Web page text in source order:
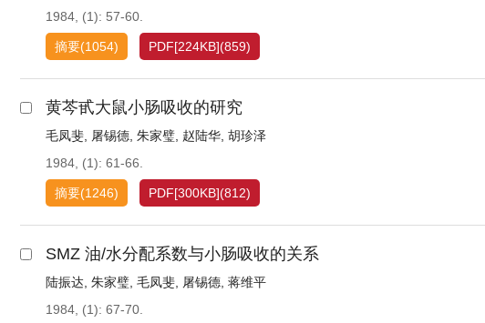
1984, (1): 57-60.
摘要(1054) PDF[224KB](859)
黄芩甙大鼠小肠吸收的研究
毛凤斐 屠锡德 朱家璧 赵陆华 胡珍泽
1984, (1): 61-66.
摘要(1246) PDF[300KB](812)
SMZ 油/水分配系数与小肠吸收的关系
陆振达 朱家璧 毛凤斐 屠锡德 蒋维平
1984, (1): 67-70.